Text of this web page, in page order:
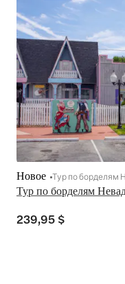
Тур по борделям
Новое Тур по борделям
239,95 $